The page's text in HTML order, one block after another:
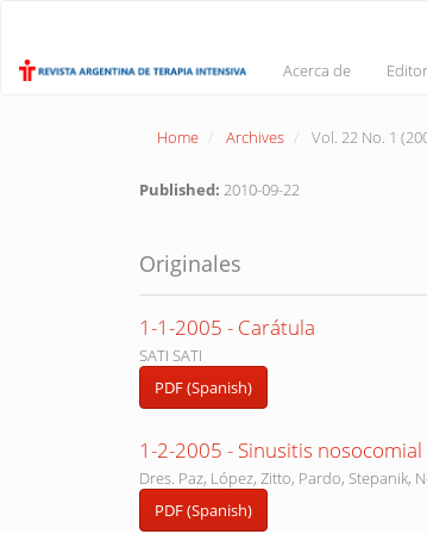
Content
Acerca de
Home Archives Vol. 22 No. 1
Published: 2010-09-22
Originales
1-1-2005 - Carátula
SATI SATI
PDF (Spanish)
1-2-2005 - Sinusitis
Dres. Paz, López, Zitto, Pardo, Stepanik,
PDF (Spanish)